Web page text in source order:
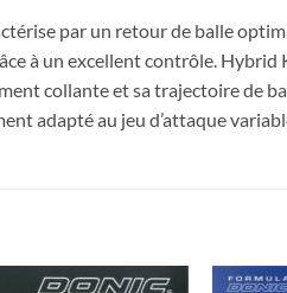
par un retour de balle
à un excellent contrôle. Hybrid
collante et sa trajectoire de
adapté au jeu d’attaque